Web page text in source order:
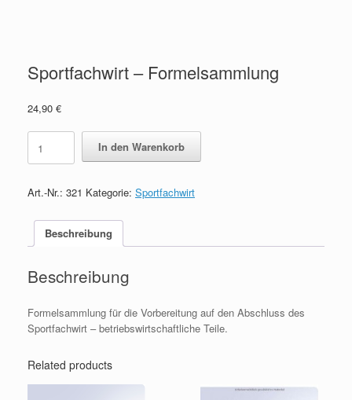
Sportfachwirt – Formelsammlung
24,90 €
Sportfachwirt
Formelsammlung
In den Warenkorb
Art.-Nr.: 321 Kategorie: Sportfachwirt
Beschreibung
Beschreibung
Formelsammlung für die Vorbereitung auf den Abschluss des
Sportfachwirt – betriebswirtschaftliche Teile.
Related products